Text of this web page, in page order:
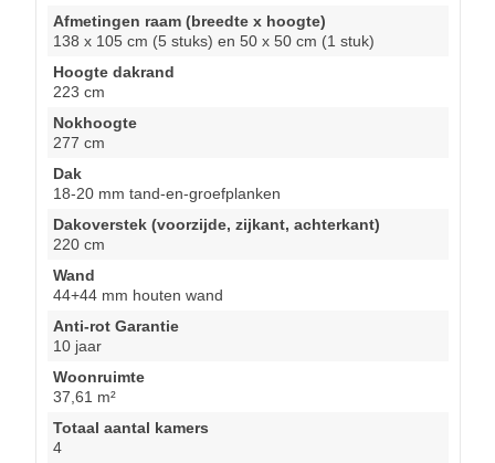
Afmetingen raam (breedte x hoogte)
138 x 105 cm (5 stuks) en 50 x 50 cm (1 stuk)
Hoogte dakrand
223 cm
Nokhoogte
277 cm
Dak
18-20 mm tand-en-groefplanken
Dakoverstek (voorzijde, zijkant, achterkant)
220 cm
Wand
44+44 mm houten wand
Anti-rot Garantie
10 jaar
Woonruimte
37,61 m²
Totaal aantal kamers
4